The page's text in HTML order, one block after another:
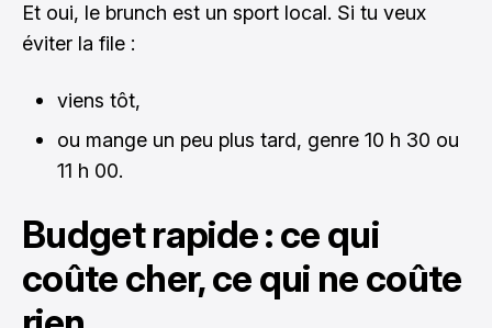
Et oui, le brunch est un sport local. Si tu veux
éviter la file :
viens tôt,
ou mange un peu plus tard, genre 10 h 30 ou
11 h 00.
Budget rapide : ce qui
coûte cher, ce qui ne coûte